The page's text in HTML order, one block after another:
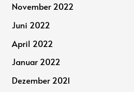
November 2022
Juni 2022
April 2022
Januar 2022
Dezember 2021